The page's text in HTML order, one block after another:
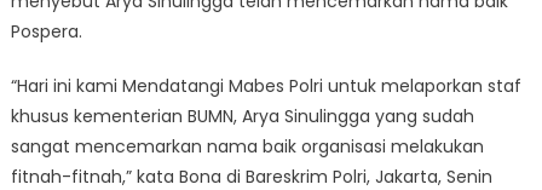
Pospera.
“Hari ini kami Mendatangi Mabes Polri untuk melaporkan staf
khusus kementerian BUMN, Arya Sinulingga yang sudah
sangat mencemarkan nama baik organisasi melakukan
fitnah-fitnah,” kata Bona di Bareskrim Polri, Jakarta, Senin